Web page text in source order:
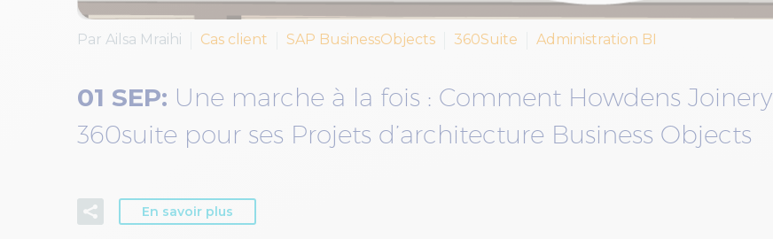
Par Ailsa Mraihi Cas client SAP BusinessObjects 360Suite Administration BI
01 SEP: Une marche à la fois : Comment Howdens
360suite pour ses Projets d’architecture Business Objects
En savoir plus